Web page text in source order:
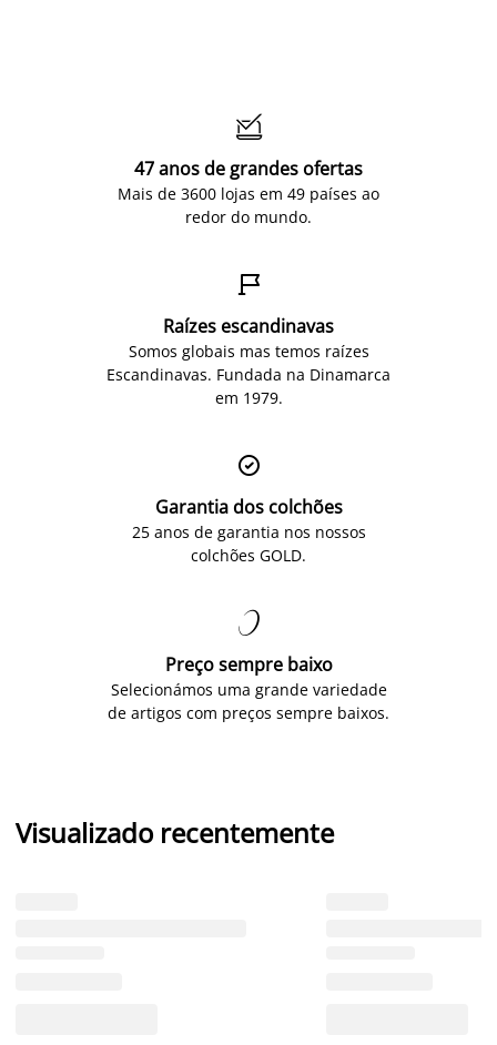

47 anos de grandes ofertas
Mais de 3600 lojas em 49 países ao
redor do mundo.

Raízes escandinavas
Somos globais mas temos raízes
Escandinavas. Fundada na Dinamarca
em 1979.

Garantia dos colchões
25 anos de garantia nos nossos
colchões GOLD.

Preço sempre baixo
Selecionámos uma grande variedade
de artigos com preços sempre baixos.
Visualizado recentemente